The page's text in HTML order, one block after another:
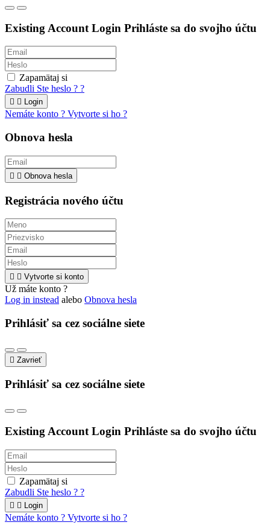
Existing Account Login Prihláste sa do svojho účtu
Zapamätaj si
Zabudli Ste heslo ? ?
  Login
Nemáte konto ? Vytvorte si ho ?
Obnova hesla
  Obnova hesla
Registrácia nového účtu
  Vytvorte si konto
Už máte konto ?
Log in instead alebo Obnova hesla
Prihlásiť sa cez sociálne siete
 Zavrieť
Prihlásiť sa cez sociálne siete
Existing Account Login Prihláste sa do svojho účtu
Zapamätaj si
Zabudli Ste heslo ? ?
  Login
Nemáte konto ? Vytvorte si ho ?